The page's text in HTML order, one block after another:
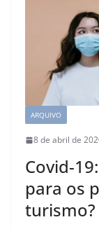
ARQUIVO
8 de abril de
Covid-
para os
turismo?